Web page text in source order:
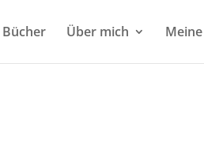
Bücher Über mich